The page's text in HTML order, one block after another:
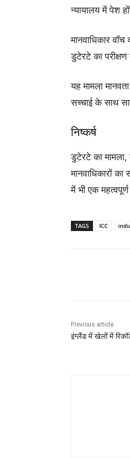
न्यायालय में पेश
मानवाधिकार
डुटेरटे का
यह मामला
सच्चाई के साथ
निष्कर्ष
डुटेरटे का
मानवाधिकारों
में भी एक
TAGS ICC
Previous article
इंग्लैंड में खेलों में